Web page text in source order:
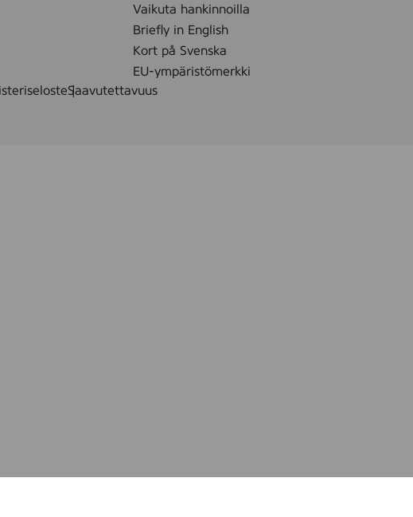
Vaikuta hankinnoilla
Briefly in English
Kort på Svenska
EU-ympäristömerkki
Saavutettavuus